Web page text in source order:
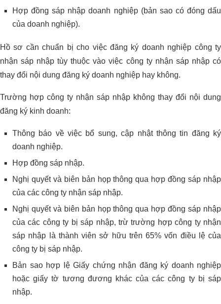
Hợp đồng sáp nhập doanh nghiệp (bản sao có đóng dấu
của doanh nghiệp).
Hồ sơ cần chuẩn bị cho việc đăng ký doanh nghiệp công ty
nhận sáp nhập tùy thuộc vào việc công ty nhận sáp nhập có
thay đổi nội dung đăng ký doanh nghiệp hay không.
Trường hợp công ty nhận sáp nhập không thay đổi nội dung
đăng ký kinh doanh:
Thông báo về việc bổ sung, cập nhật thông tin đăng ký
doanh nghiệp.
Hợp đồng sáp nhập.
Nghị quyết và biên bản họp thông qua hợp đồng sáp nhập
của các công ty nhận sáp nhập.
Nghị quyết và biên bản họp thông qua hợp đồng sáp nhập
của các công ty bị sáp nhập, trừ trường hợp công ty nhận
sáp nhập là thành viên sở hữu trên 65% vốn điều lệ của
công ty bị sáp nhập.
Bản sao hợp lệ Giấy chứng nhận đăng ký doanh nghiệp
hoặc giấy tờ tương đương khác của các công ty bị sáp
nhập.